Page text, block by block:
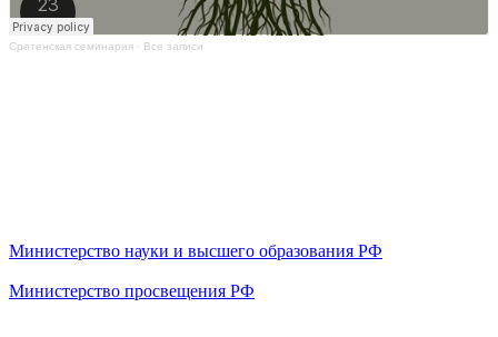
Сретенская семинария · Все записи
Министерство науки и высшего образования РФ
Министерство просвещения РФ